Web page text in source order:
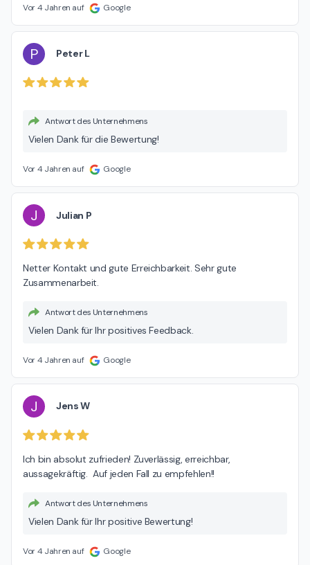
Vor 4 Jahren auf Google
P Peter L
Antwort des Unternehmens
Vielen Dank für die Bewertung!
Vor 4 Jahren auf Google
J Julian P
Netter Kontakt und gute Erreichbarkeit. Sehr gute
Zusammenarbeit.
Antwort des Unternehmens
Vielen Dank für Ihr positives Feedback.
Vor 4 Jahren auf Google
J Jens W
Ich bin absolut zufrieden! Zuverlässig, erreichbar,
aussagekräftig.  Auf jeden Fall zu empfehlen!!
Antwort des Unternehmens
Vielen Dank für Ihr positive Bewertung!
Vor 4 Jahren auf Google